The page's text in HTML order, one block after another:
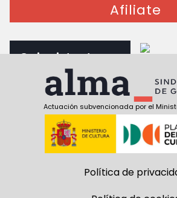
Afiliate
Guionista, te
interesa
Documentos para
guionistasActuación subvencionada por el
Política de